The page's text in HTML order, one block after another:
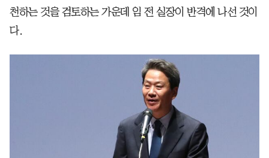
천하는 것을 검토하는 가운데 임 전 실장이 반격에 나선 것이
다.